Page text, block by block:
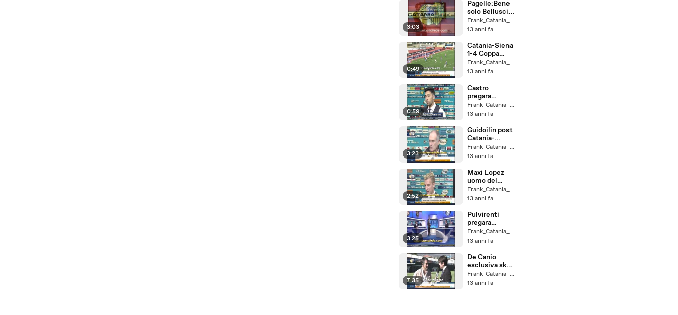
3:03
Pagelle:Bene
solo Bellusci e
Rinaudo
Frank_Catania_un_Fede
13 anni fa
0:49
Catania-Siena
1-4 Coppa
Italia
Frank_Catania_un_Fede
13 anni fa
0:59
Castro
pregara
Catania-
Udinese
Frank_Catania_un_Fede
13 anni fa
3:23
Guidoilin post
Catania-
Udinese a skyFrank_Catania_un_Fede
13 anni fa
2:52
Maxi Lopez
uomo del
giorno a sky Frank_Catania_un_Fede
13 anni fa
3:25
Pulvirenti
pregara
Catania-
Udinese
Frank_Catania_un_Fede
13 anni fa
7:35
De Canio
esclusiva sky
sport 24
Frank_Catania_un_Fede
13 anni fa